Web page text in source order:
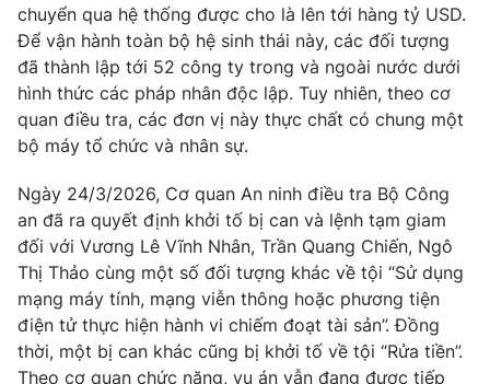
® Cấm sao chép dưới mọi hình thức nếu không có sự chấp
thuận bằng văn bản. Ghi rõ nguồn VTV.vn khi phát hành lại
thông tin từ website này.
chuyển qua hệ thống được cho là lên tới hàng tỷ USD.
Để vận hành toàn bộ hệ sinh thái này, các đối tượng
đã thành lập tới 52 công ty trong và ngoài nước dưới
hình thức các pháp nhân độc lập. Tuy nhiên, theo cơ
quan điều tra, các đơn vị này thực chất có chung một
bộ máy tổ chức và nhân sự.
Ngày 24/3/2026, Cơ quan An ninh điều tra Bộ Công
an đã ra quyết định khởi tố bị can và lệnh tạm giam
đối với Vương Lê Vĩnh Nhân, Trần Quang Chiến, Ngô
Thị Thảo cùng một số đối tượng khác về tội “Sử dụng
mạng máy tính, mạng viễn thông hoặc phương tiện
điện tử thực hiện hành vi chiếm đoạt tài sản”. Đồng
thời, một bị can khác cũng bị khởi tố về tội “Rửa tiền”.
Theo cơ quan chức năng, vụ án vẫn đang được tiếp